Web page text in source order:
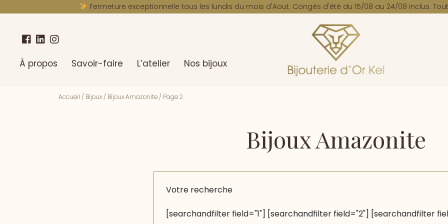
Fermeture exceptionnelle tous les lundis du mois d'Aout. Congés d'été du 15/08 au 24/08 inclus.
À propos Savoir-faire L’atelier Nos bijoux
Accueil / Bijoux / Bijoux Amazonite / Page 2
Bijoux Amazonite
Votre recherche
[searchandfilter field="1"] [searchandfilter field="2"] [searchandfilter